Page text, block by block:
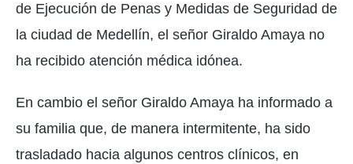
de Ejecución de Penas y Medidas de Seguridad de
la ciudad de Medellín, el señor Giraldo Amaya no
ha recibido atención médica idónea.
En cambio el señor Giraldo Amaya ha informado a
su familia que, de manera intermitente, ha sido
trasladado hacia algunos centros clínicos, en